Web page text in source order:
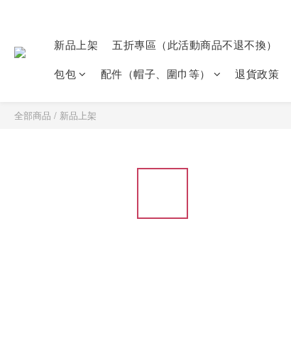
新品上架 五折專區（此活動商品不退不換）
包包
配件（帽子、圍巾等） 退貨政策
全部商品 / 新品上架